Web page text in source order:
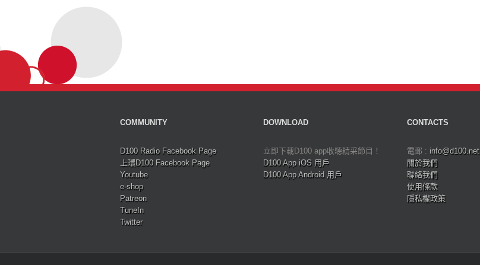
COMMUNITY
D100 Radio Facebook Page
上環D100 Facebook Page
Youtube
e-shop
Patreon
TuneIn
Twitter
DOWNLOAD
立即下載D100 app收聽精采節目！
D100 App iOS 用戶
D100 App Android 用戶
CONTACTS
電郵 : info@d100.net
關於我們
聯絡我們
使用條款
隱私權政策